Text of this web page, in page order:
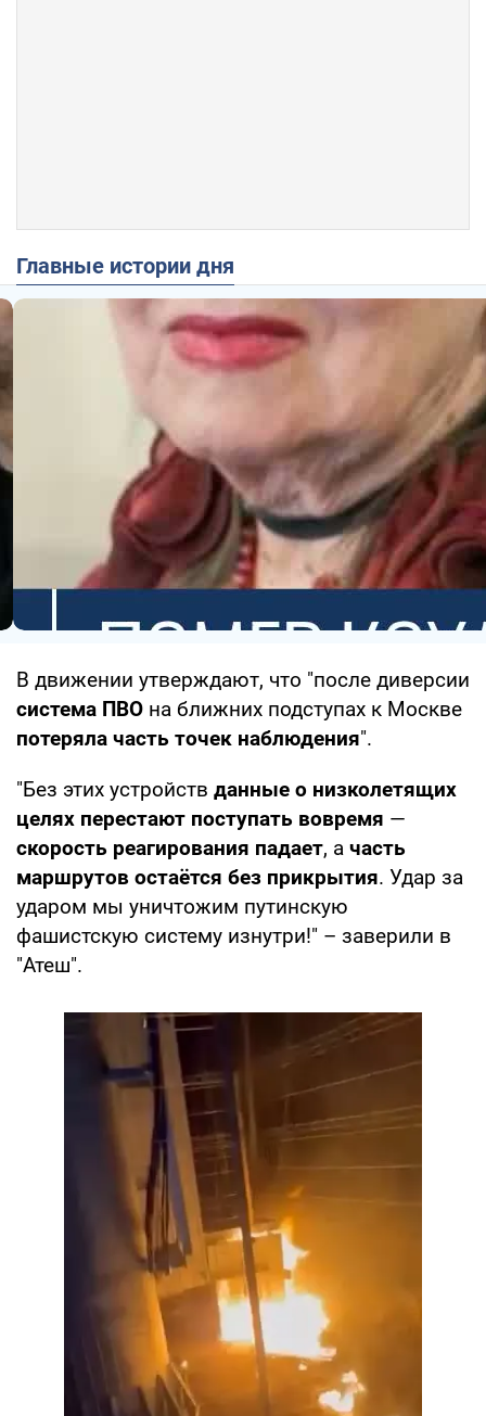
Главные истории дня
В движении утверждают, что "после диверсии
система ПВО на ближних подступах к Москве
потеряла часть точек наблюдения".
"Без этих устройств данные о низколетящих
целях перестают поступать вовремя —
скорость реагирования падает, а часть
маршрутов остаётся без прикрытия. Удар за
ударом мы уничтожим путинскую
фашистскую систему изнутри!" – заверили в
"Атеш".